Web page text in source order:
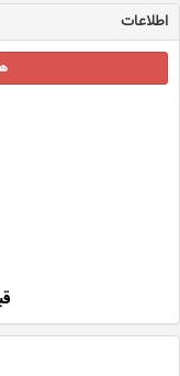
اطلاعات